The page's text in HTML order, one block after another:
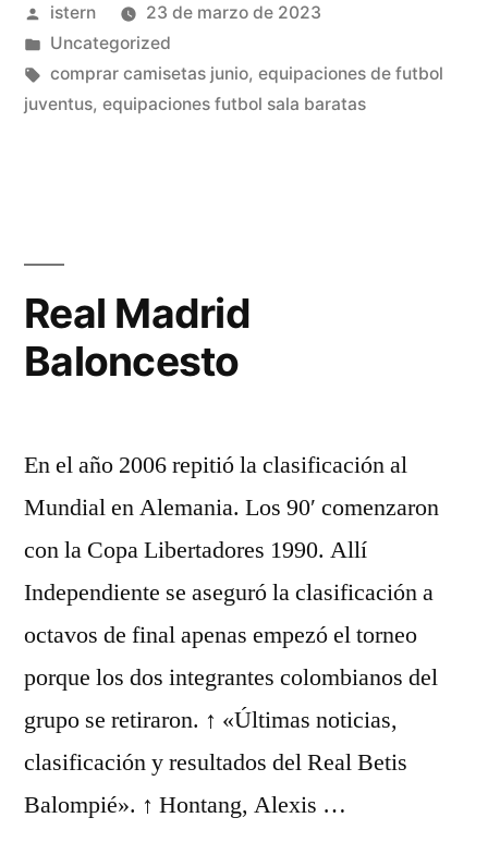
Publicado
por
istern
23 de marzo de 2023
Publicado
en
Uncategorized
Etiquetas:
comprar camisetas junio, equipaciones de futbol
juventus, equipaciones futbol sala baratas
Real Madrid
Baloncesto
En el año 2006 repitió la clasificación al
Mundial en Alemania. Los 90′ comenzaron
con la Copa Libertadores 1990. Allí
Independiente se aseguró la clasificación a
octavos de final apenas empezó el torneo
porque los dos integrantes colombianos del
grupo se retiraron. ↑ «Últimas noticias,
clasificación y resultados del Real Betis
Balompié». ↑ Hontang, Alexis …